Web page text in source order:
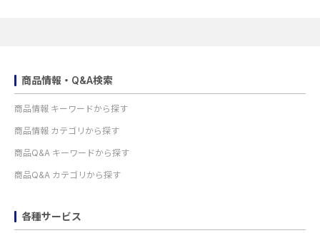
商品情報・Q&A検索
商品情報 キーワードから探す
商品情報 カテゴリから探す
商品Q&A キーワードから探す
商品Q&A カテゴリから探す
各種サービス